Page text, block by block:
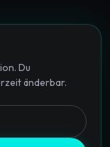
Du
änderbar.